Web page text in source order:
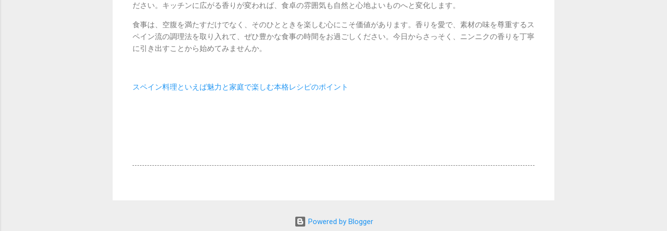
ださい。キッチンに広がる香りが変われば、食卓の雰囲気も自然と心地よいものへと変化します。
食事は、空腹を満たすだけでなく、そのひとときを楽しむ心にこそ価値があります。香りを愛で、素材の味を尊重するス
ペイン流の調理法を取り入れて、ぜひ豊かな食事の時間をお過ごしください。今日からさっそく、ニンニクの香りを丁寧
に引き出すことから始めてみませんか。
スペイン料理といえば魅力と家庭で楽しむ本格レシピのポイント
Powered by Blogger